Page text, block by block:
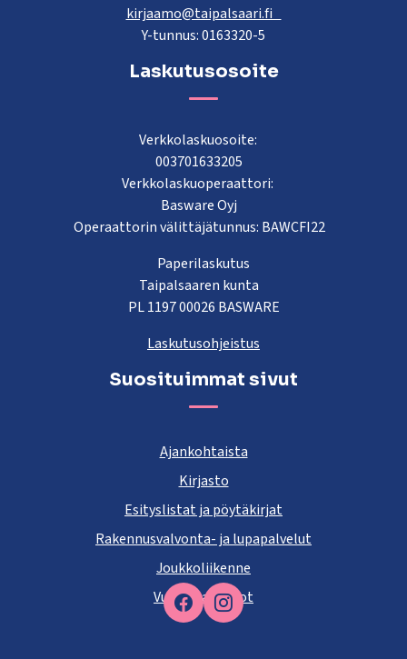
Facebook
kirjaamo@taipalsaari.fi
Y-tunnus: 0163320-5
Laskutusosoite
Verkkolaskuosoite:
003701633205
Verkkolaskuoperaattori:
Basware Oyj
Operaattorin välittäjätunnus: BAWCFI22
Paperilaskutus
Taipalsaaren kunta
PL 1197 00026 BASWARE
Laskutusohjeistus
Suosituimmat sivut
Ajankohtaista
Kirjasto
Esityslistat ja pöytäkirjat
Rakennusvalvonta- ja lupapalvelut
Joukkoliikenne
Vuokra-asunnot